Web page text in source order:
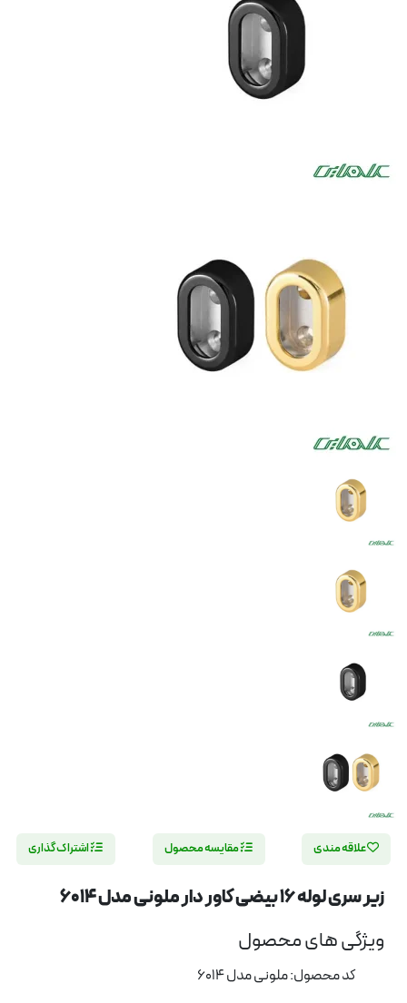
علاقه مندی مقایسه محصول اشتراک گذاری
زیر سری لوله 16 بیضی کاور دار ملونی مدل 6014
ویژگی های محصول
کد محصول: ملونی مدل 6014